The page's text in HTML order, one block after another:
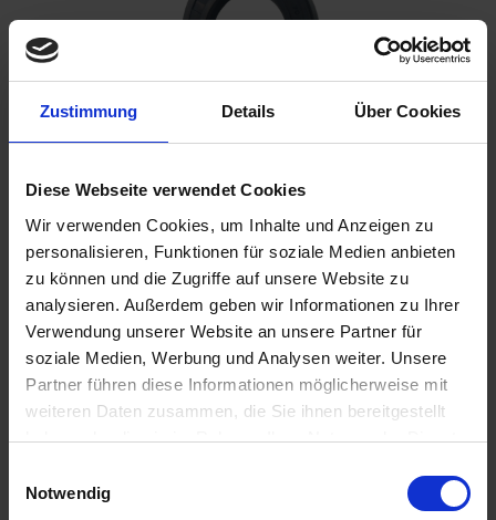
Zustimmung Details Über Cookies
Diese Webseite verwendet Cookies
Wir verwenden Cookies, um Inhalte und Anzeigen zu
personalisieren, Funktionen für soziale Medien anbieten
zu können und die Zugriffe auf unsere Website zu
analysieren. Außerdem geben wir Informationen zu Ihrer
Verwendung unserer Website an unsere Partner für
soziale Medien, Werbung und Analysen weiter. Unsere
Partner führen diese Informationen möglicherweise mit
weiteren Daten zusammen, die Sie ihnen bereitgestellt
haben oder die sie im Rahmen Ihrer Nutzung der Dienste
Cookies, wenn Sie unsere Webseite weiterhin nutzen.
Notwendig
€14.95
Prices incl. VAT,plus shipping costs
Ready to ship today, Delivery time appr. 2-4 workdays within
Germany
Add to shopping cart
Remember Comment
part no.: 2312681
OEM quality replacement. Price per poece. Spare part for